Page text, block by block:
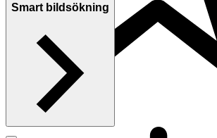
Smart bildsökning